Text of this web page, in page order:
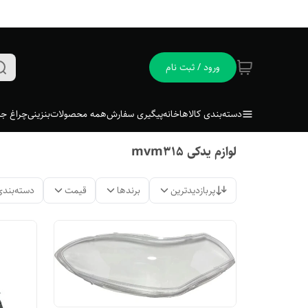
ورود / ثبت نام
دسته‌بندی کالاهاخانهپیگیری سفارشهمه محصولاتبنزینیچراغ
لوازم یدکی mvm315
پربازدیدترین برندها قیمت